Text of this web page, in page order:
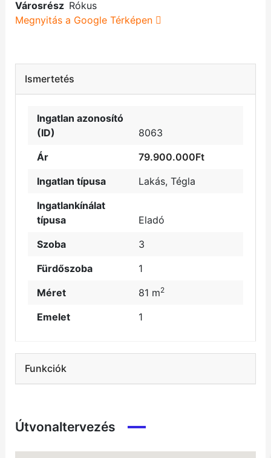
Városrész Rókus
Megnyitás a Google Térképen
Ismertetés
Ingatlan azonosító
(ID)
8063
Ár
79.900.000Ft
Ingatlan típusa
Lakás, Tégla
Ingatlankínálat
típusa
Eladó
Szoba
3
Fürdőszoba
1
Méret
81 m2
Emelet 1
Funkciók
Útvonaltervezés